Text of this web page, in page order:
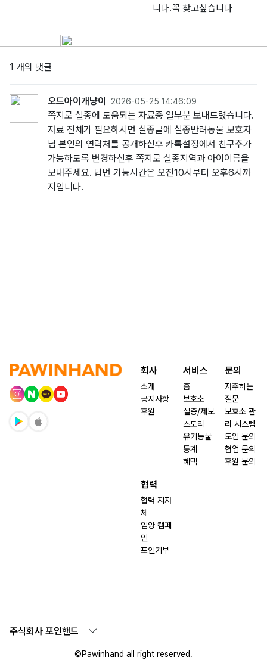
니다.꼭 찾고싶습니다
1 개의 댓글
오드아이개냥이 2026-05-25 14:46:09
쪽지로 실종에 도움되는 자료중 일부분 보내드렸습니다.
자료 전체가 필요하시면 실종글에 실종반려동물 보호자
님 본인의 연락처를 공개하신후 카톡설정에서 친구추가
가능하도록 변경하신후 쪽지로 실종지역과 아이이름을
보내주세요. 답변 가능시간은 오전10시부터 오후6시까
지입니다.
회사
소개
공지사항
후원
서비스
홈
보호소
실종/제보
스토리
유기동물
통계
혜택
문의
자주하는
질문
보호소 관
리 시스템
도입 문의
협업 문의
후원 문의
협력
협력 지자
체
입양 캠페
인
포인기부
주식회사 포인핸드
©Pawinhand all right reserved.